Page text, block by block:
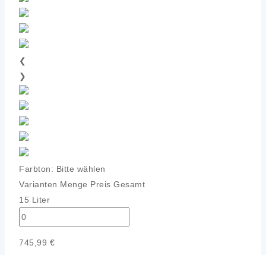
❮
❯
Farbton: Bitte wählen
Varianten Menge Preis Gesamt
15 Liter
745,99 €